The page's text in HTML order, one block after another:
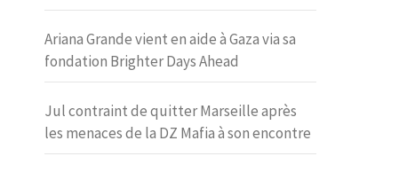
Ariana Grande vient en aide à Gaza via sa
fondation Brighter Days Ahead
Jul contraint de quitter Marseille après
les menaces de la DZ Mafia à son encontre